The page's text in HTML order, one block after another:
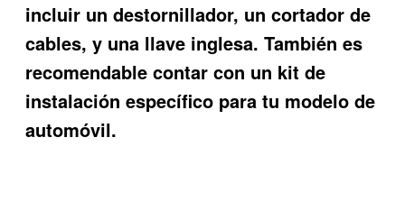
incluir un destornillador, un cortador de
cables, y una llave inglesa. También es
recomendable contar con un kit de
instalación específico para tu modelo de
automóvil.